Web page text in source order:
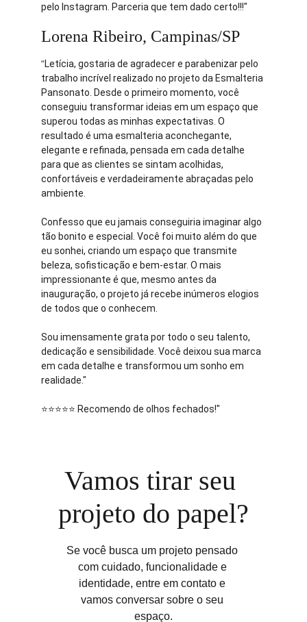
pelo Instagram. Parceria que tem dado certo!!!"
Lorena Ribeiro, Campinas/SP
“Letícia, gostaria de agradecer e parabenizar pelo
trabalho incrível realizado no projeto da Esmalteria
Pansonato. Desde o primeiro momento, você
conseguiu transformar ideias em um espaço que
superou todas as minhas expectativas. O
resultado é uma esmalteria aconchegante,
elegante e refinada, pensada em cada detalhe
para que as clientes se sintam acolhidas,
confortáveis e verdadeiramente abraçadas pelo
ambiente.
Confesso que eu jamais conseguiria imaginar algo
tão bonito e especial. Você foi muito além do que
eu sonhei, criando um espaço que transmite
beleza, sofisticação e bem-estar. O mais
impressionante é que, mesmo antes da
inauguração, o projeto já recebe inúmeros elogios
de todos que o conhecem.
Sou imensamente grata por todo o seu talento,
dedicação e sensibilidade. Você deixou sua marca
em cada detalhe e transformou um sonho em
realidade."
⭐️⭐️⭐️⭐️⭐️ Recomendo de olhos fechados!"
Vamos tirar seu
projeto do papel?
Se você busca um projeto pensado
com cuidado, funcionalidade e
identidade, entre em contato e
vamos conversar sobre o seu
espaço.